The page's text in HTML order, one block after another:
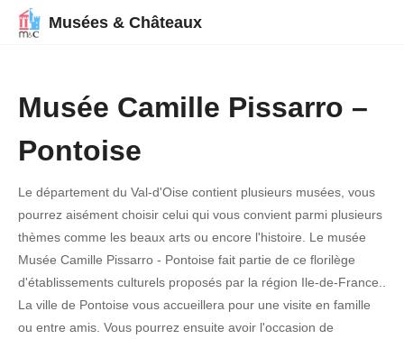
Musées & Châteaux
Musée Camille Pissarro –
Pontoise
Le département du Val-d'Oise contient plusieurs musées, vous
pourrez aisément choisir celui qui vous convient parmi plusieurs
thèmes comme les beaux arts ou encore l'histoire. Le musée
Musée Camille Pissarro - Pontoise fait partie de ce florilège
d'établissements culturels proposés par la région Ile-de-France..
La ville de Pontoise vous accueillera pour une visite en famille
ou entre amis. Vous pourrez ensuite avoir l'occasion de